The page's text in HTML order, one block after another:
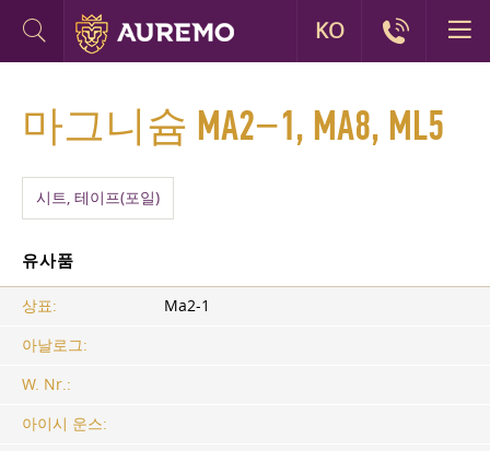
마그니슘 MA2−1, MA8, ML5
시트, 테이프(포일)
유사품
상표:
Ма2-1
아날로그:
W. Nr.:
아이시 운스:
KO